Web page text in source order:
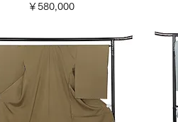
価格
￥580,000